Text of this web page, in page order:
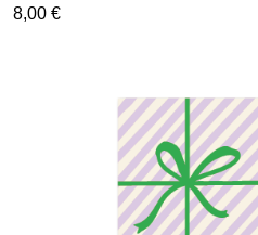
8,00 €